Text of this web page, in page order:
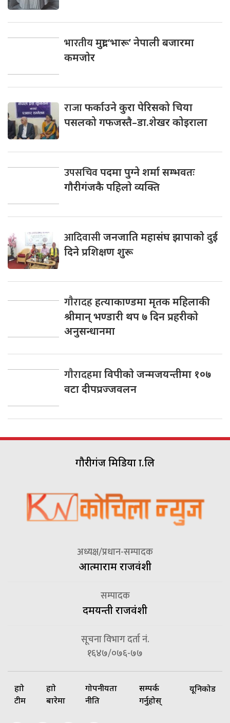
भारतीयमुद्रा ‘भारू’ नेपाली बजारमा
कमजाेर
राजाफर्काउने कुरा पेरिसको चिया
पसलको गफजस्तै–डा.शेखर कोइराला
उपसचिवपदमा पुग्ने शर्मा सम्भवतः
गाैरीगंजकै पहिलाे व्यक्ति
आदिवासीजनजाति महासंघ झापाकाे दुई
दिने प्रशिक्षण शुरू
गाैरादहहत्याकाण्डमा मृतक महिलाकी
श्रीमान् भण्डारी थप ७ दिन प्रहरीकाे
अनुसन्धानमा
गाैरादहमाविपीकाे जन्मजयन्तीमा १०७
वटा दीपप्रज्जवलन
गौरीगंज मिडिया प्रा.लि
अध्यक्ष/प्रधान-सम्पादक
आत्माराम राजवंशी
सम्पादक
दमयन्ती राजवंशी
सूचना विभाग दर्ता नं.
१६४७/०७६-७७
हाम्रो
टीम
हाम्रो
बारेमा
गोपनीयता
नीति
सम्पर्क
गर्नुहोस्
यूनिकोड